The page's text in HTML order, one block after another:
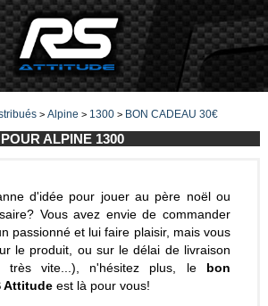
> Alpine > 1300> BON CADEAU 30€
ALPINE 1300
d'idée pour jouer au père noël ou
Vous avez envie de commander
passionné et lui faire plaisir, mais vous
le produit, ou sur le délai de livraison
très vite...), n'hésitez plus, le bon
Attitudeest là pour vous!